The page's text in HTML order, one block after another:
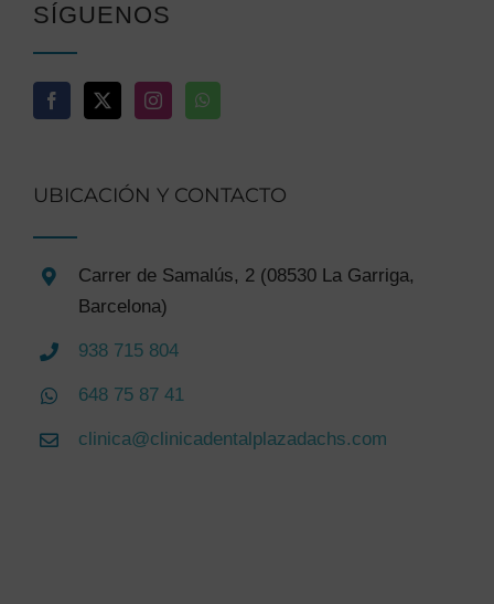
SÍGUENOS
UBICACIÓN Y CONTACTO
Carrer de Samalús, 2 (08530 La Garriga,
Barcelona)
938 715 804
648 75 87 41
clinica@clinicadentalplazadachs.com